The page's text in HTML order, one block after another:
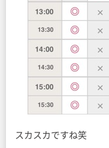
スカスカですね笑